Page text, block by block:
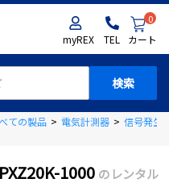
myREX TEL
0
カート
ての製品 > 電気計測器 > 信号発生
1000 のレンタル